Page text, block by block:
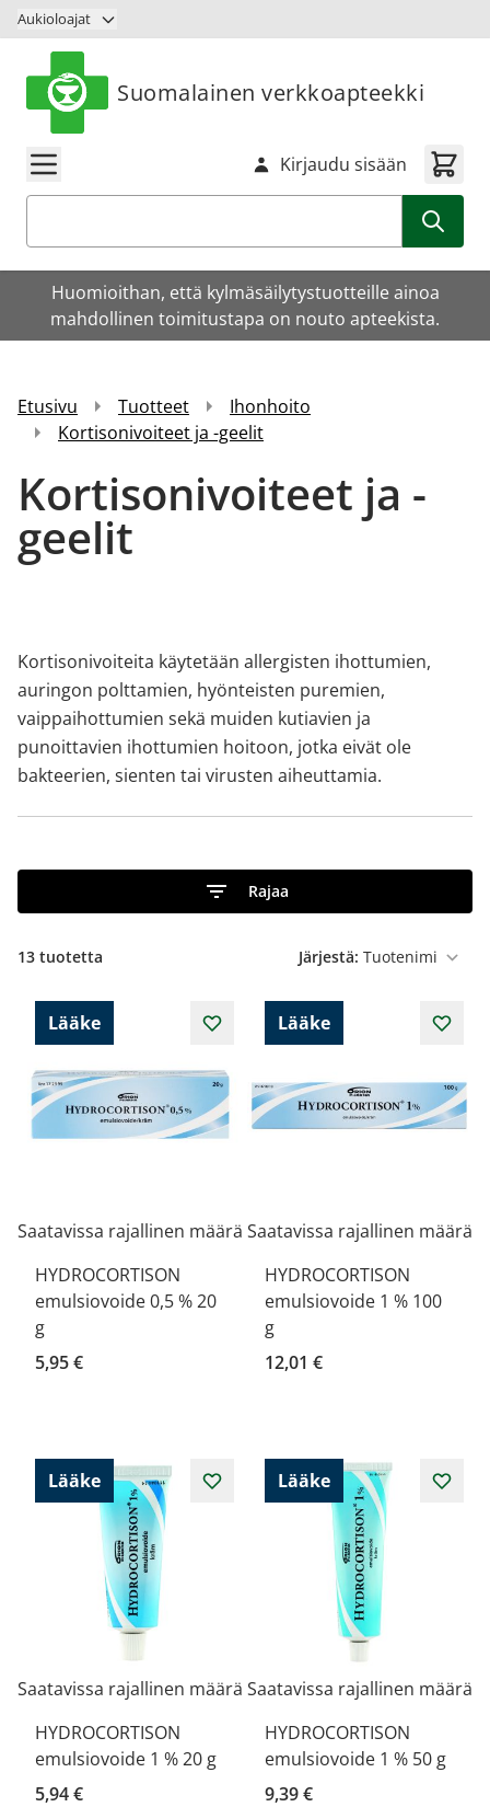
Siirry sisältöön
Aukioloajat
Suomalainen verkkoapteekki
Kirjaudu sisään
Huomioithan, että kylmäsäilytystuotteille ainoa
mahdollinen toimitustapa on nouto apteekista.
Etusivu Tuotteet
Ihonhoito
Kortisonivoiteet ja -geelit
Kortisonivoiteet ja -
geelit
Kortisonivoiteita käytetään allergisten ihottumien,
auringon polttamien, hyönteisten puremien,
vaippaihottumien sekä muiden kutiavien ja
punoittavien ihottumien hoitoon, jotka eivät ole
bakteerien, sienten tai virusten aiheuttamia.
Rajaa
13 tuotetta Järjestä:
Lääke
Saatavissa rajallinen määrä
HYDROCORTISON
emulsiovoide 0,5 % 20
g
5,95 €
Lääke
Saatavissa rajallinen määrä
HYDROCORTISON
emulsiovoide 1 % 100
g
12,01 €
Lääke
Saatavissa rajallinen määrä
HYDROCORTISON
emulsiovoide 1 % 20 g
5,94 €
Lääke
Saatavissa rajallinen määrä
HYDROCORTISON
emulsiovoide 1 % 50 g
9,39 €